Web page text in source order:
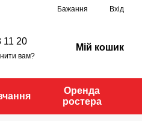
Бажання Вхід
11 20
вам?
Мій кошик
Оренда
ростера